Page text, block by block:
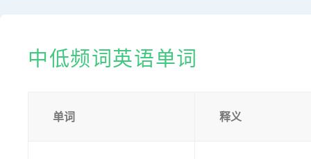
中低频词英语单词
单词 释义